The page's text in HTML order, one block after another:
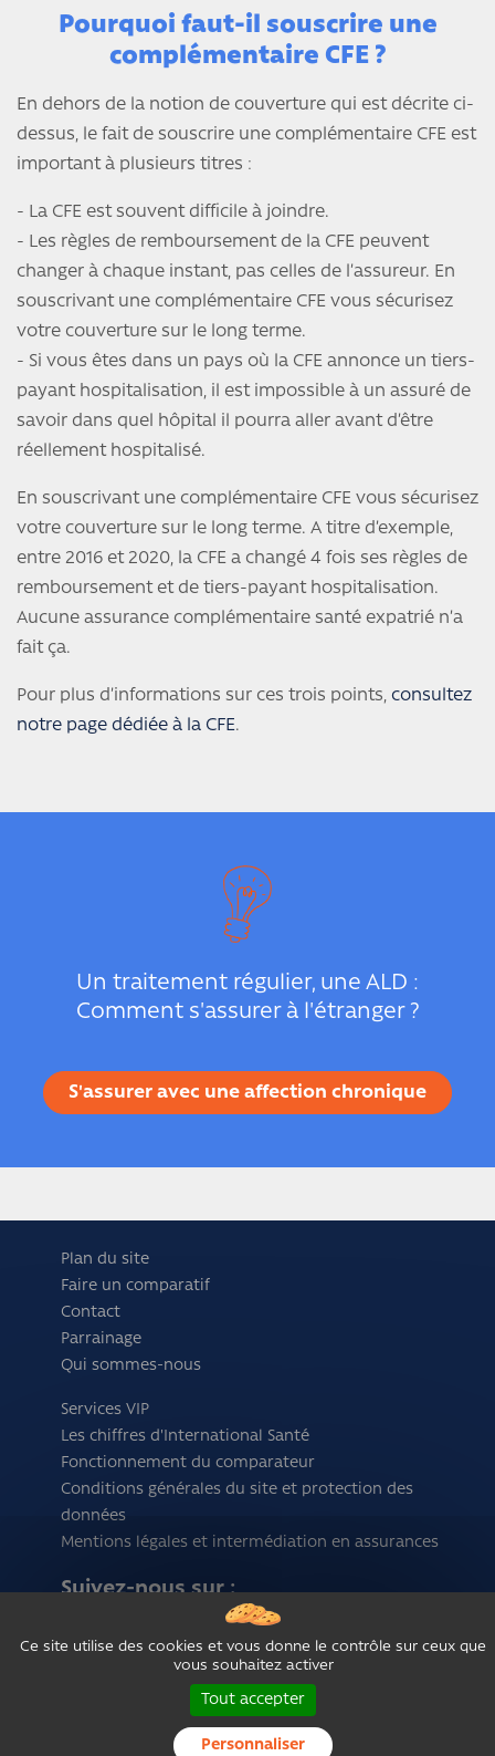
Pourquoi faut-il souscrire une
complémentaire CFE ?
En dehors de la notion de couverture qui est décrite ci-
dessus, le fait de souscrire une complémentaire CFE est
important à plusieurs titres :
- La CFE est souvent difficile à joindre.
- Les règles de remboursement de la CFE peuvent
changer à chaque instant, pas celles de l’assureur. En
souscrivant une complémentaire CFE vous sécurisez
votre couverture sur le long terme.
- Si vous êtes dans un pays où la CFE annonce un tiers-
payant hospitalisation, il est impossible à un assuré de
savoir dans quel hôpital il pourra aller avant d’être
réellement hospitalisé.
En souscrivant une complémentaire CFE vous sécurisez
votre couverture sur le long terme. A titre d’exemple,
entre 2016 et 2020, la CFE a changé 4 fois ses règles de
remboursement et de tiers-payant hospitalisation.
Aucune assurance complémentaire santé expatrié n’a
fait ça.
Pour plus d’informations sur ces trois points, consultez
notre page dédiée à la CFE.
Un traitement régulier, une ALD :
Comment s'assurer à l'étranger ?
S'assurer avec une affection chronique
Plan du site
Faire un comparatif
Contact
Parrainage
Qui sommes-nous
Services VIP
Les chiffres d'International Santé
Fonctionnement du comparateur
Conditions générales du site et protection des
données
Mentions légales et intermédiation en assurances
Suivez-nous sur :
Ce site utilise des cookies et vous donne le contrôle sur ceux que
vous souhaitez activer
Tout accepter
Personnaliser